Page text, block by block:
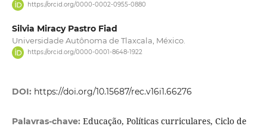
https://orcid.org/0000-0002-0955-0880
Silvia Miracy Pastro Fiad
Universidade Autônoma de Tlaxcala, México.
https://orcid.org/0000-0001-8648-1922
DOI: https://doi.org/10.15687/rec.v16i1.66276
Palavras-chave: Educação, Políticas curriculares, Ciclo de